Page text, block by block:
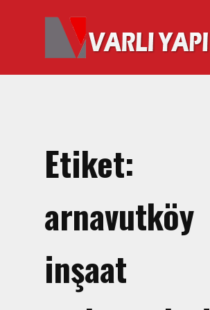
ANASAYFA
HAKKIMIZDA
Tabancası
El Arabası Satışı – Toptan,
Perakende Satış
İnşaat Küreği
Balyoz Malzemesi Satışı
Etiket:
arnavutköy
inşaat